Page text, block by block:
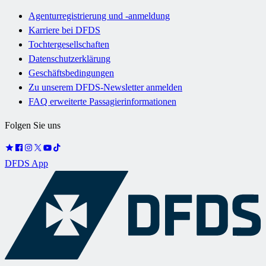
Agenturregistrierung und -anmeldung
Karriere bei DFDS
Tochtergesellschaften
Datenschutzerklärung
Geschäftsbedingungen
Zu unserem DFDS-Newsletter anmelden
FAQ erweiterte Passagierinformationen
Folgen Sie uns
DFDS App